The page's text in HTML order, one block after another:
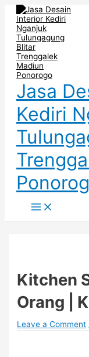
Skip
content
Jasa
Kediri
Menu
Kitchen
Orang |
Leave a Comment
Post
navigation